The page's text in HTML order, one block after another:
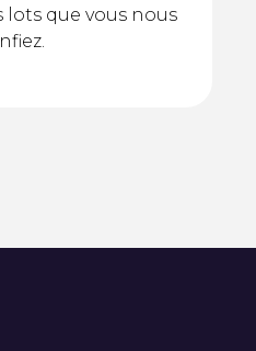
lots que vous nous